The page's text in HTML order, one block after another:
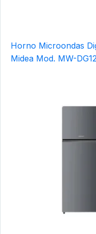
Horno Microondas
Midea Mod. MW-